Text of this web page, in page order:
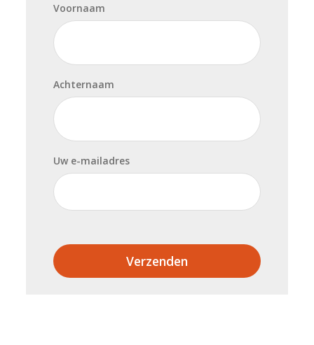
Voornaam
Achternaam
Uw e-mailadres
Verzenden